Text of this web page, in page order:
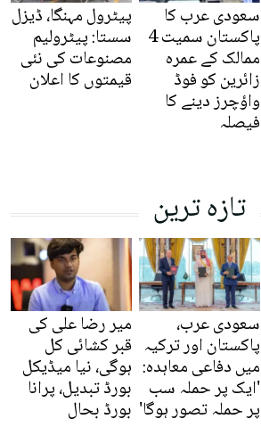
سعودی عرب کا
پاکستان سمیت 4
ممالک کے عمرہ
زائرین کو فوڈ
واؤچرز دینے کا
فیصلہ
پیٹرول مہنگا، ڈیزل
سستا: پیٹرولیم
مصنوعات کی نئی
قیمتوں کا اعلان
تازہ ترین
سعودی عرب،
پاکستان اور ترکیہ
میں دفاعی معاہدہ:
'ایک پر حملہ سب
پر حملہ تصور ہوگا'
میر رضا علی کی
قبر کشائی کل
ہوگی، نیا میڈیکل
بورڈ تبدیل، پرانا
بورڈ بحال